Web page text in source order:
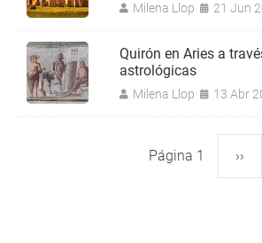
Milena Llop 21 Jun
Quirón en Aries a
astrológicas
Milena Llop 13 Abr
Página 1 ››